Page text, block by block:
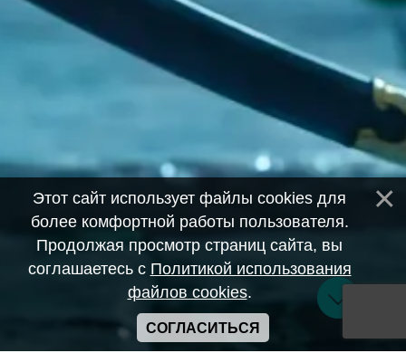
Этот сайт использует файлы cookies для
более комфортной работы пользователя.
Продолжая просмотр страниц сайта, вы
соглашаетесь с Политикой использования
файлов cookies.
СОГЛАСИТЬСЯ